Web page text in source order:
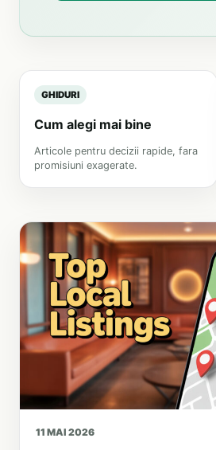
GHIDURI
Cum alegi mai bine
Articole pentru decizii rapide, fara
promisiuni exagerate.
11 MAI 2026